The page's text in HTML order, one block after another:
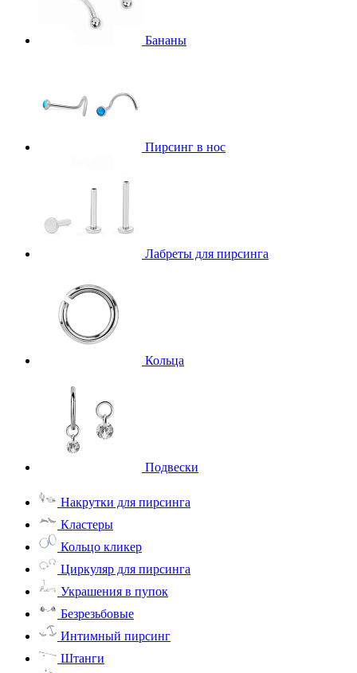
Бананы
Пирсинг в нос
Лабреты для пирсинга
Кольца
Подвески
Накрутки для пирсинга
Кластеры
Кольцо кликер
Циркуляр для пирсинга
Украшения в пупок
Безрезьбовые
Интимный пирсинг
Штанги